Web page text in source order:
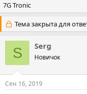
т
о
р
т
е
м
ы
а
н
а
а
л
7G Tronic
Тема закрыта для
S Serg
Новичок
Сен 16, 2019